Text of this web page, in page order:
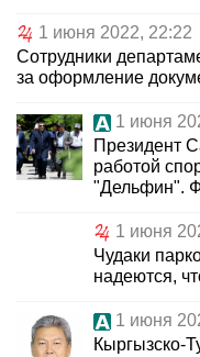
1 июня 2022, 22:22
Сотрудники
за оформление
1 июня
Президент
работой
"Дельфин".
1 июня
Чудаки
надеются,
1 июня
Кыргызско-